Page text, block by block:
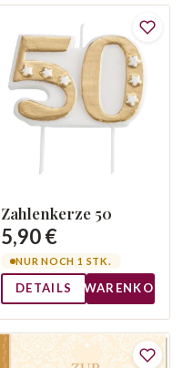
Zahlenkerze 50
5,90 €
NUR NOCH 1 STK.
DETAILS WARENKORB